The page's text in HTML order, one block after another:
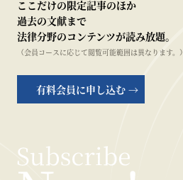
ここだけの限定記事のほか
過去の文献まで
法律分野のコンテンツが読み放題。
（会員コースに応じて閲覧可能範囲は異なります。）
有料会員に申し込む →